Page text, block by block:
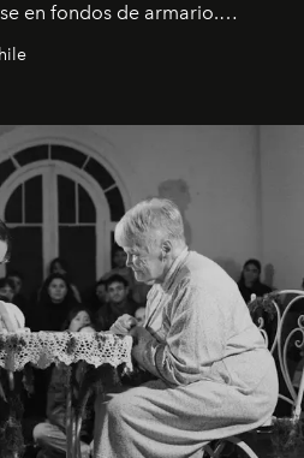
en fondos de armario.
el 6 de agosto.